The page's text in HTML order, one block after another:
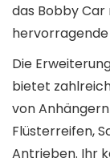
das Bobby Car
Die
bietet
von
Flüsterreifen,
Antrieben. Ihr